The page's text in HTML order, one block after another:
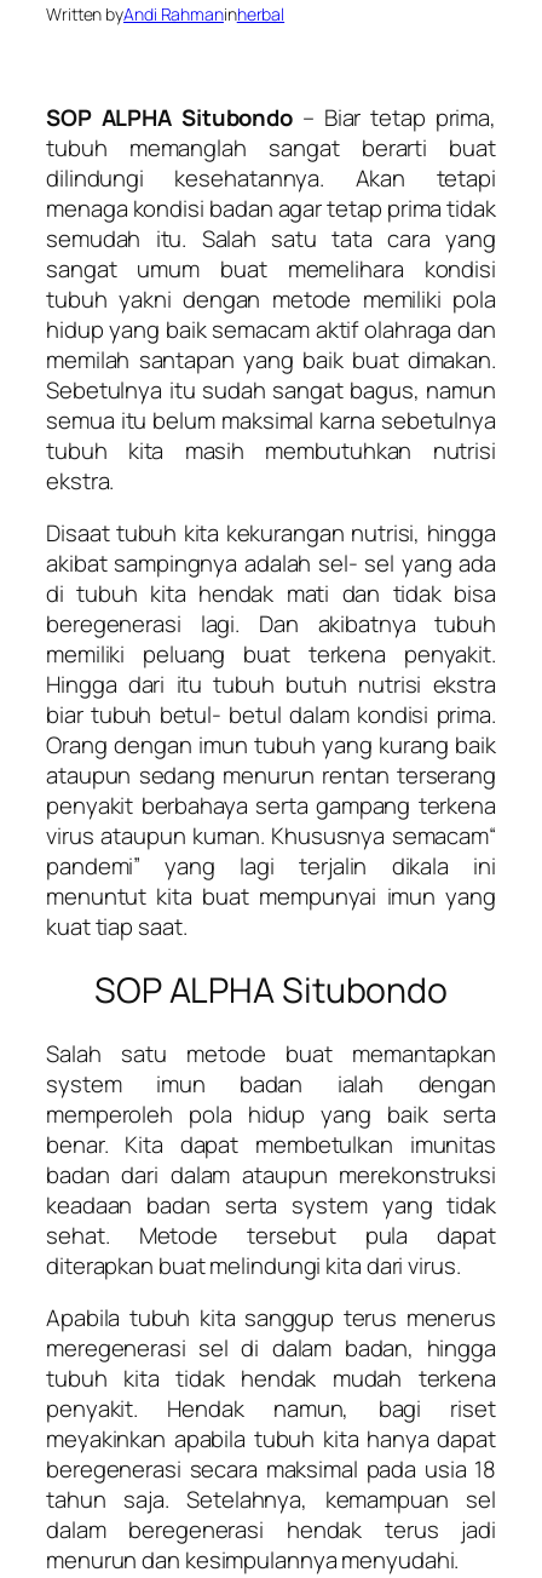
Written byAndi Rahmaninherbal
SOP ALPHA Situbondo – Biar tetap prima,
tubuh memanglah sangat berarti buat
dilindungi kesehatannya. Akan tetapi
menaga kondisi badan agar tetap prima tidak
semudah itu. Salah satu tata cara yang
sangat umum buat memelihara kondisi
tubuh yakni dengan metode memiliki pola
hidup yang baik semacam aktif olahraga dan
memilah santapan yang baik buat dimakan.
Sebetulnya itu sudah sangat bagus, namun
semua itu belum maksimal karna sebetulnya
tubuh kita masih membutuhkan nutrisi
ekstra.
Disaat tubuh kita kekurangan nutrisi, hingga
akibat sampingnya adalah sel- sel yang ada
di tubuh kita hendak mati dan tidak bisa
beregenerasi lagi. Dan akibatnya tubuh
memiliki peluang buat terkena penyakit.
Hingga dari itu tubuh butuh nutrisi ekstra
biar tubuh betul- betul dalam kondisi prima.
Orang dengan imun tubuh yang kurang baik
ataupun sedang menurun rentan terserang
penyakit berbahaya serta gampang terkena
virus ataupun kuman. Khususnya semacam“
pandemi” yang lagi terjalin dikala ini
menuntut kita buat mempunyai imun yang
kuat tiap saat.
SOP ALPHA Situbondo
Salah satu metode buat memantapkan
system imun badan ialah dengan
memperoleh pola hidup yang baik serta
benar. Kita dapat membetulkan imunitas
badan dari dalam ataupun merekonstruksi
keadaan badan serta system yang tidak
sehat. Metode tersebut pula dapat
diterapkan buat melindungi kita dari virus.
Apabila tubuh kita sanggup terus menerus
meregenerasi sel di dalam badan, hingga
tubuh kita tidak hendak mudah terkena
penyakit. Hendak namun, bagi riset
meyakinkan apabila tubuh kita hanya dapat
beregenerasi secara maksimal pada usia 18
tahun saja. Setelahnya, kemampuan sel
dalam beregenerasi hendak terus jadi
menurun dan kesimpulannya menyudahi.